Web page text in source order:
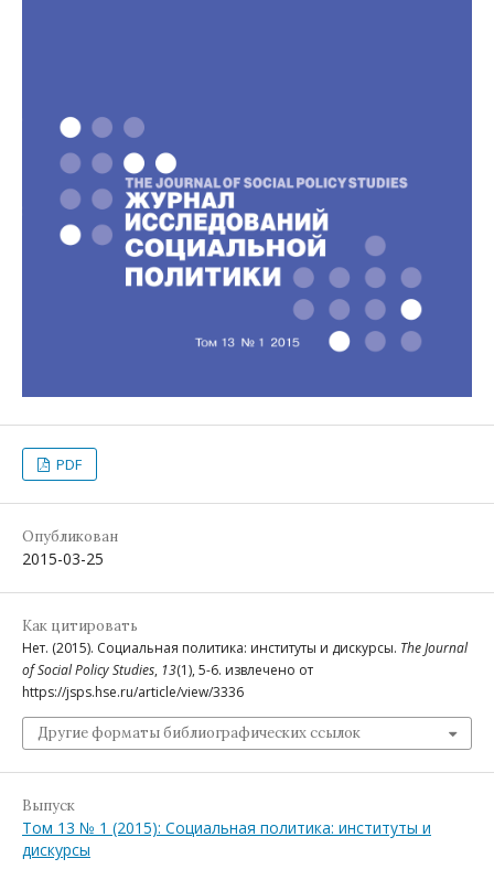
PDF
Опубликован
2015-03-25
Как цитировать
Нет. (2015). Социальная политика: институты и дискурсы. The Journal
of Social Policy Studies, 13(1), 5-6. извлечено от
https://jsps.hse.ru/article/view/3336
Другие форматы библиографических ссылок
Выпуск
Том 13 № 1 (2015): Социальная политика: институты и
дискурсы